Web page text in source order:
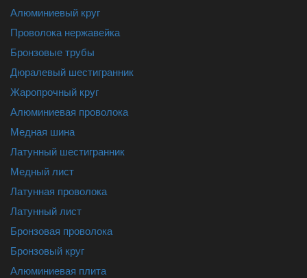
Алюминиевый круг
Проволока нержавейка
Бронзовые трубы
Дюралевый шестигранник
Жаропрочный круг
Алюминиевая проволока
Медная шина
Латунный шестигранник
Медный лист
Латунная проволока
Латунный лист
Бронзовая проволока
Бронзовый круг
Алюминиевая плита